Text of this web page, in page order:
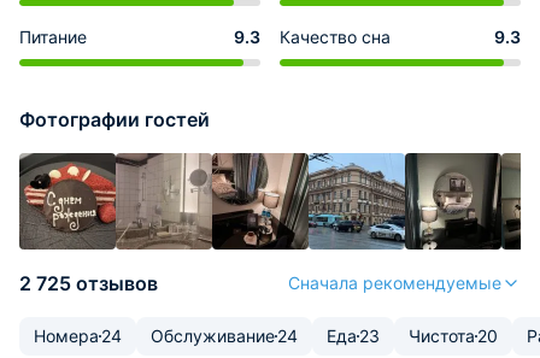
Питание 9.3 Качество сна 9.3
Фотографии гостей
2 725 отзывов Сначала рекомендуемые
Номера 24 Обслуживание24 Еда 23 Чистота 20